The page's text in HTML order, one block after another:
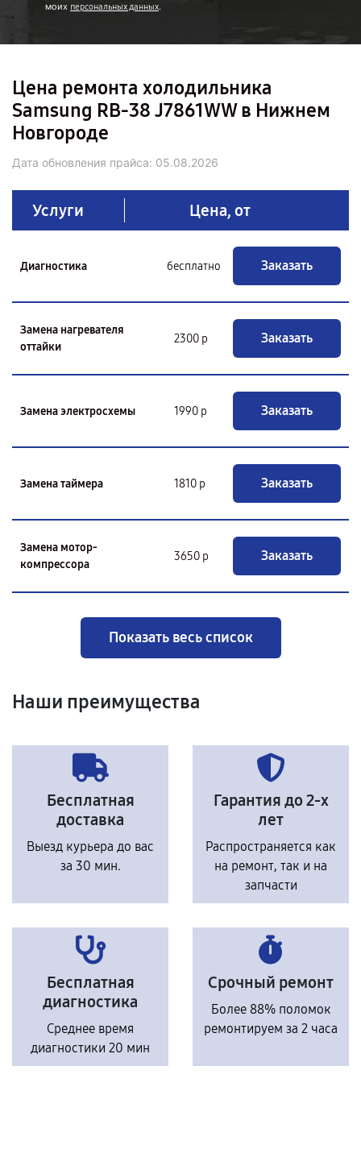
моих персональных данных.
Цена ремонта холодильника
Samsung RB-38 J7861WW в Нижнем
Новгороде
Дата обновления прайса: 05.08.2026
Услуги Цена, от
Диагностика бесплатно Заказать
Замена нагревателя
оттайки
2300 р Заказать
Замена электросхемы 1990 р Заказать
Замена таймера 1810 р Заказать
Замена мотор-
компрессора
3650 р Заказать
Показать весь список
Наши преимущества
Бесплатная
доставка
Выезд курьера до вас
за 30 мин.
Гарантия до 2-х
лет
Распространяется как
на ремонт, так и на
запчасти
Бесплатная
диагностика
Среднее время
диагностики 20 мин
Срочный ремонт
Более 88% поломок
ремонтируем за 2 часа